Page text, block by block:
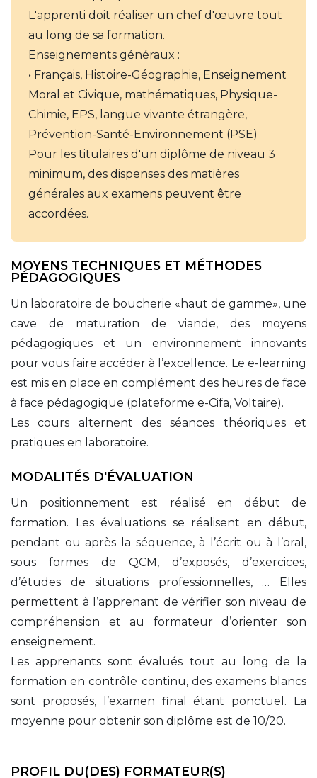
L'apprenti doit réaliser un chef d'œuvre tout
au long de sa formation.
Enseignements généraux :
• Français, Histoire-Géographie, Enseignement
Moral et Civique, mathématiques, Physique-
Prévention-Santé-Environnement (PSE)
Pour les titulaires d'un diplôme de niveau 3
minimum, des dispenses des matières
générales aux examens peuvent être
accordées.
MOYENS TECHNIQUES ET MÉTHODES
PÉDAGOGIQUES
Un laboratoire de boucherie «haut de gamme», une
cave de maturation de viande, des moyens
pédagogiques et un environnement innovants
pour vous faire accéder à l’excellence. Le e-learning
est mis en place en complément des heures de face
à face pédagogique (plateforme e-Cifa, Voltaire).
Les cours alternent des séances théoriques et
pratiques en laboratoire.
MODALITÉS D'ÉVALUATION
Un positionnement est réalisé en début de
formation. Les évaluations se réalisent en début,
pendant ou après la séquence, à l’écrit ou à l’oral,
sous formes de QCM, d’exposés, d’exercices,
d’études de situations professionnelles, … Elles
permettent à l’apprenant de vérifier son niveau de
compréhension et au formateur d’orienter son
enseignement.
Les apprenants sont évalués tout au long de la
formation en contrôle continu, des examens blancs
sont proposés, l’examen final étant ponctuel. La
moyenne pour obtenir son diplôme est de 10/20.
PROFIL DU(DES) FORMATEUR(S)